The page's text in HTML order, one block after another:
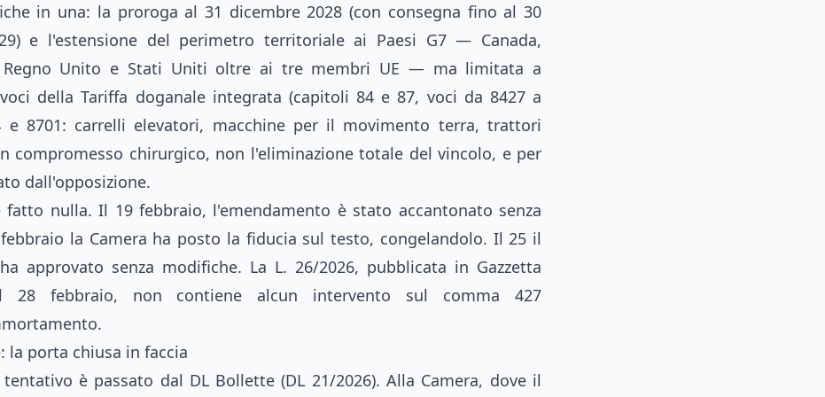
in una: la proroga al 31 dicembre 2028 (con consegna fino al 30
e l'estensione del perimetro territoriale ai Paesi G7 — Canada,
Regno Unito e Stati Uniti oltre ai tre membri UE — ma limitata a
della Tariffa doganale integrata (capitoli 84 e 87, voci da 8427 a
e 8701: carrelli elevatori, macchine per il movimento terra, trattori
compromesso chirurgico, non l'eliminazione totale del vincolo, e per
dall'opposizione.
fatto nulla. Il 19 febbraio, l'emendamento è stato accantonato senza
la Camera ha posto la fiducia sul testo, congelandolo. Il 25 il
approvato senza modifiche. La L. 26/2026, pubblicata in Gazzetta
28 febbraio, non contiene alcun intervento sul comma 427
la porta chiusa in faccia
è passato dal DL Bollette (DL 21/2026). Alla Camera, dove il